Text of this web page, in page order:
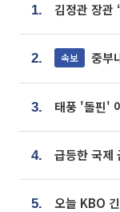
1.
2. 속보 중부
3.
4. 급등한 국제
5. 오늘 KBO